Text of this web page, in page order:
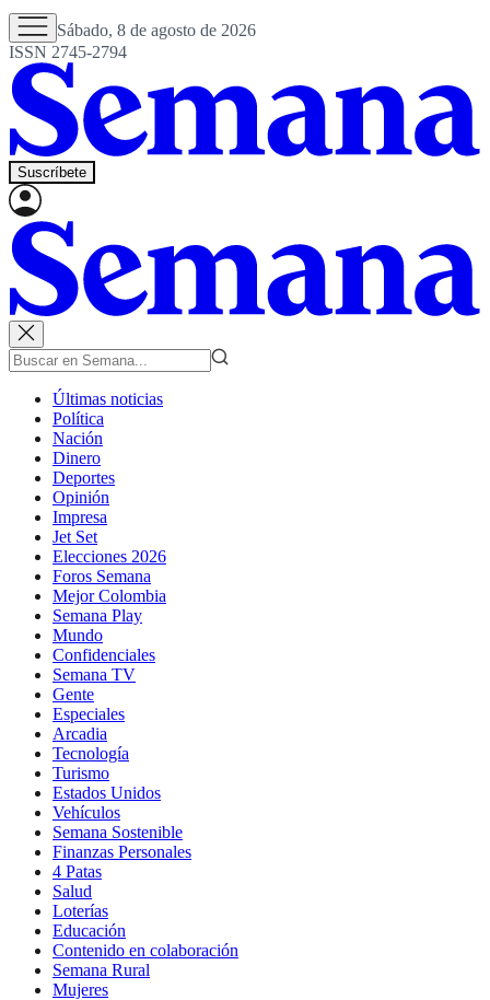
Sábado, 8 de agosto de 2026
ISSN 2745-2794
Suscríbete
Últimas noticias
Política
Nación
Dinero
Deportes
Opinión
Impresa
Jet Set
Elecciones 2026
Foros Semana
Mejor Colombia
Semana Play
Mundo
Confidenciales
Semana TV
Gente
Especiales
Arcadia
Tecnología
Turismo
Estados Unidos
Vehículos
Semana Sostenible
Finanzas Personales
4 Patas
Salud
Loterías
Educación
Contenido en colaboración
Semana Rural
Mujeres